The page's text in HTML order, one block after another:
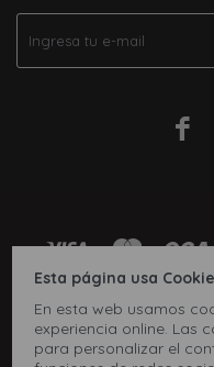
Esta página usa
En esta web usamos
experiencia online. Las
para personalizar el
